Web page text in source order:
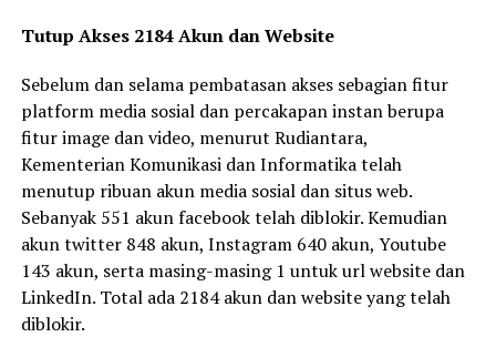
Tutup Akses 2184 Akun dan Website
Sebelum dan selama pembatasan akses sebagian fitur
platform media sosial dan percakapan instan berupa
fitur image dan video, menurut Rudiantara,
Kementerian Komunikasi dan Informatika telah
menutup ribuan akun media sosial dan situs web.
Sebanyak 551 akun facebook telah diblokir. Kemudian
akun twitter 848 akun, Instagram 640 akun, Youtube
143 akun, serta masing-masing 1 untuk url website dan
LinkedIn. Total ada 2184 akun dan website yang telah
diblokir.